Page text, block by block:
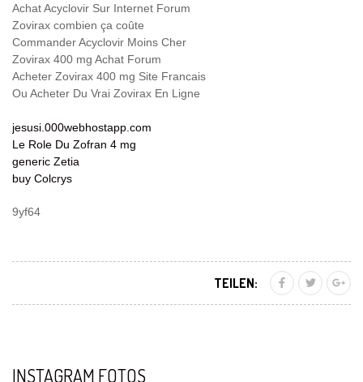
Achat Acyclovir Sur Internet Forum
Zovirax combien ça coûte
Commander Acyclovir Moins Cher
Zovirax 400 mg Achat Forum
Acheter Zovirax 400 mg Site Francais
Ou Acheter Du Vrai Zovirax En Ligne
jesusi.000webhostapp.com
Le Role Du Zofran 4 mg
generic Zetia
buy Colcrys
9yf64
TEILEN:
INSTAGRAM FOTOS